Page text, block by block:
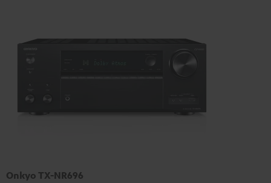
Onkyo TX-NR696